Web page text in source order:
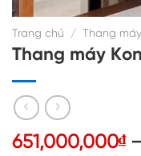
Trang chủ / Thang
Thang máy
651,000,000₫